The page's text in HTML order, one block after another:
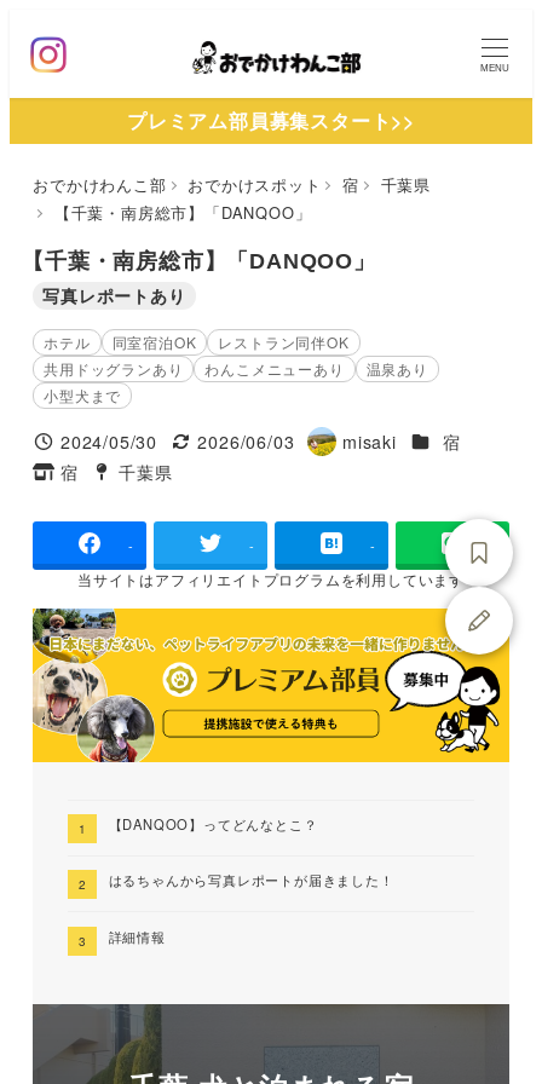
ン
MENU
プレミアム部員募集スタート>>
おでかけわんこ部 おでかけスポット 宿
千葉県
【千葉・南房総市】「DANQOO」
【千葉・南房総市】「DANQOO」
写真レポートあり
ホテル 同室宿泊OK
レストラン同伴OK
共用ドッグランあり
わんこメニューあり
温泉あり
小型犬まで
投稿日
2024/05/30
更新日
2026/06/03
著
misaki 施設ジャンル
宿
タグ
宿
タグ
千葉県
- - -
当サイトはアフィリエイトプログラムを利用しています
【DANQOO】ってどんなとこ？
はるちゃんから写真レポートが届きました！
詳細情報